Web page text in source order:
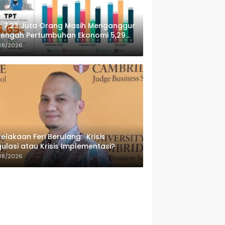
7,23 Juta Orang Masih Menganggur
Pertumbuhan Ekonomi 5,29
2026
Feri Berulang: Krisis
atau Krisis Implementasi?
2026